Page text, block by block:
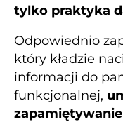
tylko praktyka
Odpowiednio
który kładzie
informacji do
funkcjonalnej,
zapamiętywanie